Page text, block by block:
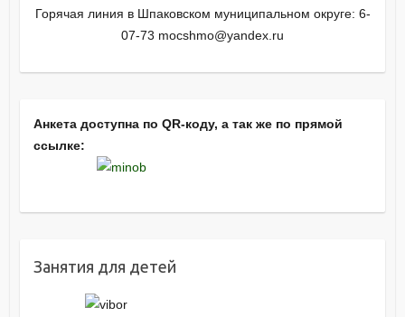
Горячая линия в Шпаковском муниципальном округе: 6-
07-73 mocshmo@yandex.ru
Анкета доступна по QR-коду, а так же по прямой
ссылке:
Занятия для детей